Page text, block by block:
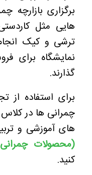
برگزاری بازارچه
هایی مثل
ترشی و کیک
نمایشگاه برای
گذارند.
برای استفاده
چمرانی ها در کلاس
های آموزشی و
(محصولات چمرانی
کنید.